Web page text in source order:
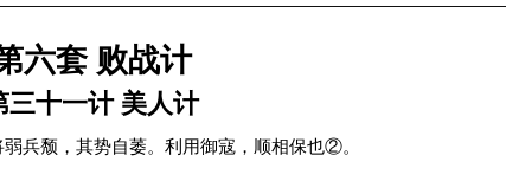
六套 败战计
三十一计 美人计
兵颓，其势自萎。利用御寇，顺相保也②。